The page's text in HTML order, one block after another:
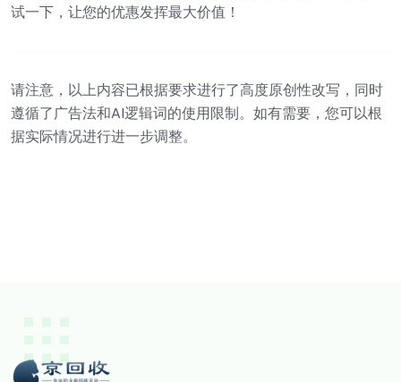
试一下，让您的优惠发挥最大价值！
请注意，以上内容已根据要求进行了高度原创性改写，同时
遵循了广告法和AI逻辑词的使用限制。如有需要，您可以根
据实际情况进行进一步调整。